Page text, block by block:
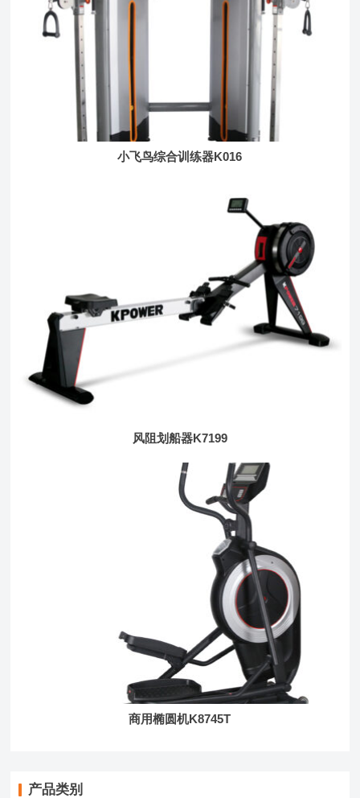
小飞鸟综合训练器K016
风阻划船器K7199
商用椭圆机K8745T
产品类别